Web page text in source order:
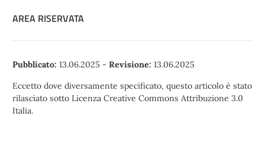
AREA RISERVATA
Pubblicato: 13.06.2025 - Revisione: 13.06.2025
Eccetto dove diversamente specificato, questo articolo è stato
rilasciato sotto Licenza Creative Commons Attribuzione 3.0
Italia.